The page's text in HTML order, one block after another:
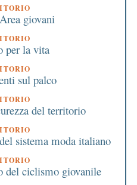
giovani
per la vita
sul palco
del territorio
sistema moda italiano
del ciclismo giovanile